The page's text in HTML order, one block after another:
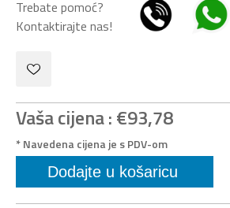
Trebate pomoć?
Kontaktirajte nas!
Vaša cijena :€93,78
* Navedena cijena je s PDV-om